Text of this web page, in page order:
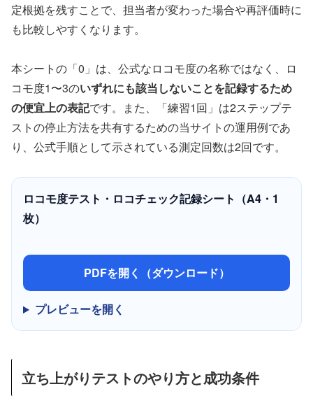
定根拠を残すことで、担当者が変わった場合や再評価時に
も比較しやすくなります。
本シートの「0」は、公式なロコモ度の名称ではなく、ロ
コモ度1〜3のいずれにも該当しないことを記録するため
の便宜上の表記です。また、「練習1回」は2ステップテ
ストの停止方法を共有するための当サイトの運用例であ
り、公式手順として示されている測定回数は2回です。
ロコモ度テスト・ロコチェック記録シート（A4・1
枚）
PDFを開く（ダウンロード）
プレビューを開く
立ち上がりテストのやり方と成功条件